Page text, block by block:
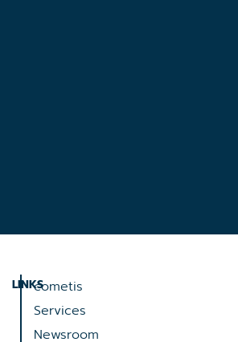
LINKScometis
Services
Newsroom